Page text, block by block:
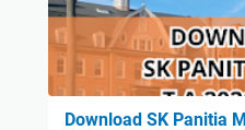
Download SK Panitia